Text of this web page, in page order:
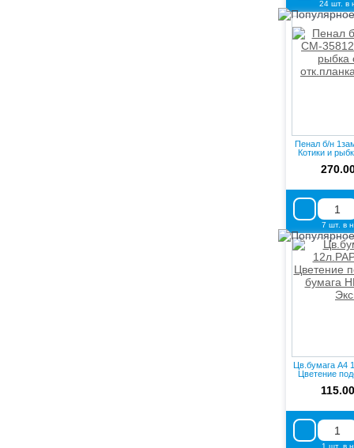
24 шт. в
Пенал б/н
Котики и
7 шт. в
Цв.бумага А4
Цветение
1 шт. в